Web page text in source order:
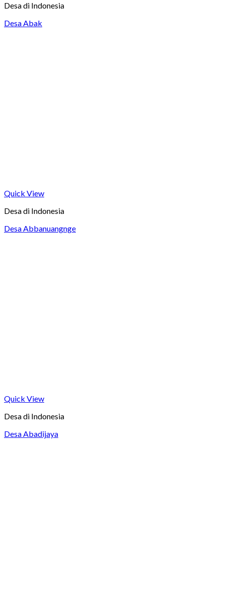
Desa di Indonesia
Desa Abak
Quick View
Desa di Indonesia
Desa Abbanuangnge
Quick View
Desa di Indonesia
Desa Abadijaya